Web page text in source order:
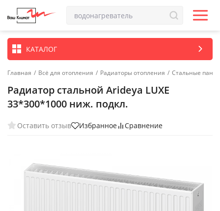
КАТАЛОГ
Главная / Всё для отопления / Радиаторы отопления / Стальные
Радиатор стальной Arideya LUXE
33*300*1000 ниж. подкл.
Оставить отзыв Избранное Сравнение